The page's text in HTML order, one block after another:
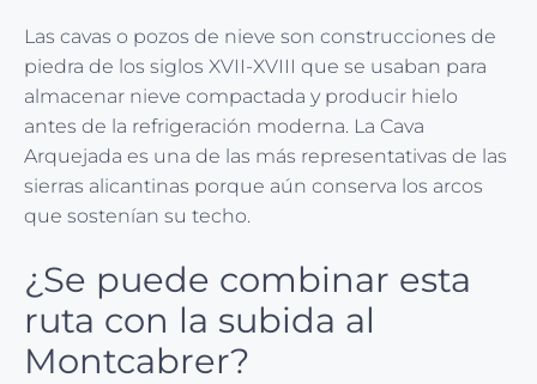
Las cavas o pozos de nieve son construcciones de
piedra de los siglos XVII-XVIII que se usaban para
almacenar nieve compactada y producir hielo
antes de la refrigeración moderna. La Cava
Arquejada es una de las más representativas de las
sierras alicantinas porque aún conserva los arcos
que sostenían su techo.
¿Se puede combinar esta
ruta con la subida al
Montcabrer?